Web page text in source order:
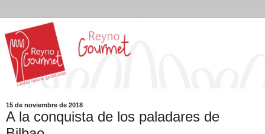
15 de noviembre de 2018
A la conquista de los paladares de